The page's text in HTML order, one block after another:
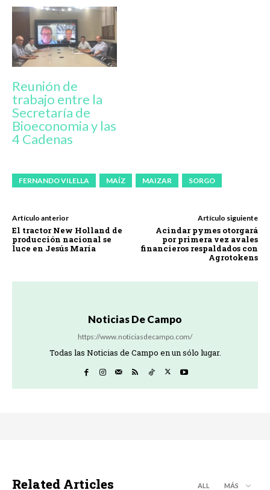
Reunión de
trabajo entre la
Secretaría de
Bioeconomia y las
4 Cadenas
FERNANDO VILELLA MAÍZ MAIZAR SORGO
Artículo anterior
El tractor New Holland de
producción nacional se
luce en Jesús María
Artículo siguiente
Acindar pymes otorgará
por primera vez avales
financieros respaldados con
Agrotokens
Noticias De Campo
https://www.noticiasdecampo.com/
Todas las Noticias de Campo en un sólo lugar.
Related Articles ALL MÁS